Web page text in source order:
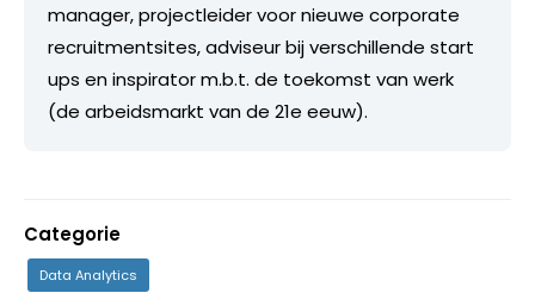
manager, projectleider voor nieuwe corporate
recruitmentsites, adviseur bij verschillende start
ups en inspirator m.b.t. de toekomst van werk
(de arbeidsmarkt van de 21e eeuw).
Categorie
Data Analytics